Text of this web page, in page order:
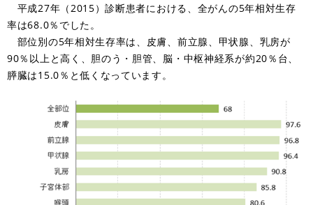
平成27年（2015）診断患者における、全がんの5年相対生存
率は68.0％でした。
部位別の5年相対生存率は、皮膚、前立腺、甲状腺、乳房が
90％以上と高く、胆のう・胆管、脳・中枢神経系が約20％台、
膵臓は15.0％と低くなっています。